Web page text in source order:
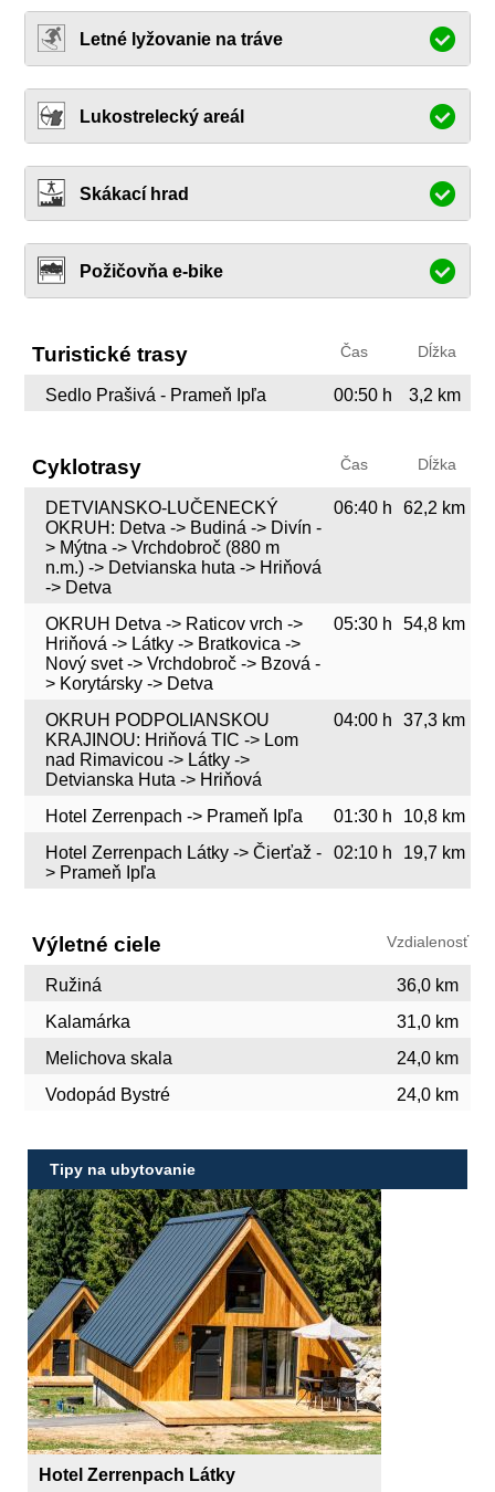
Letné lyžovanie na tráve
Lukostrelecký areál
Skákací hrad
Požičovňa e-bike
Turistické trasy Čas Dĺžka
Sedlo Prašivá - Prameň Ipľa 00:50 h 3,2 km
Cyklotrasy Čas Dĺžka
DETVIANSKO-LUČENECKÝ
OKRUH: Detva -> Budiná -> Divín -
> Mýtna -> Vrchdobroč (880 m
n.m.) -> Detvianska huta -> Hriňová
-> Detva
06:40 h 62,2 km
OKRUH Detva -> Raticov vrch ->
Hriňová -> Látky -> Bratkovica ->
Nový svet -> Vrchdobroč -> Bzová -
> Korytársky -> Detva
05:30 h 54,8 km
OKRUH PODPOLIANSKOU
KRAJINOU: Hriňová TIC -> Lom
nad Rimavicou -> Látky ->
Detvianska Huta -> Hriňová
04:00 h 37,3 km
Hotel Zerrenpach -> Prameň Ipľa 01:30 h
10,8 km
Hotel Zerrenpach Látky -> Čierťaž -
> Prameň Ipľa
02:10 h 19,7 km
Výletné ciele Vzdialenosť
Ružiná
36,0 km
Kalamárka
31,0 km
Melichova skala
24,0 km
Vodopád Bystré
24,0 km
Tipy na ubytovanie
Hotel Zerrenpach Látky